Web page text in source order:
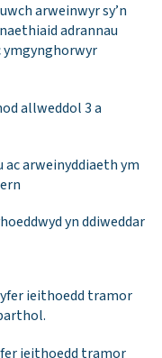
arweinwyr sy’n
adrannau
allweddol 3 a
ac arweinyddiaeth ym
yn ddiweddar
ieithoedd tramor
ieithoedd tramor